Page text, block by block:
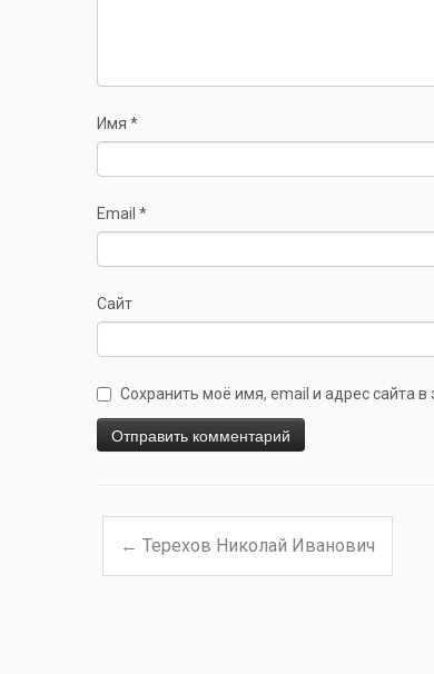
Имя *
Email *
Сайт
Сохранить моё имя, email и адрес сайта
← Терехов Николай Иванович